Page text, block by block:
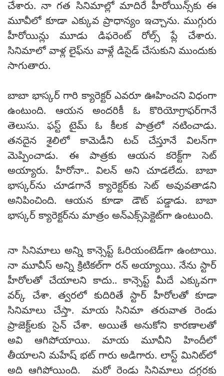
చేశారు. నా గత సినిమాల్లో మాదిరే హీరోయిన్స్‌కు ఈ
మూవీలో కూడా ఎక్కువ ప్రాధాన్యం ఇచ్చాను. ముగ్గురు
హీరోయిన్లు మూడు డిఫరెంట్ రోల్స్ ప్లే చేశారు.
సినిమాలో వాళ్ల లైఫ్‌ను వాళ్లే డిసైడ్ చేసుకుని ముందుకు
సాగుతారు.
బాబా భాస్కర్ గారి క్యారెక్టర్‌ ఎవరూ ఊహించని విధంగా
ఉంటుంది. ఆయన అందరికీ ఓ కొరియోగ్రాఫర్‌గానే
తెలుసు. ఫస్ట్ టైమ్ ఓ కీలక పాత్రలో నటించాడు.
తనదైన శైలిలో కామెడీని టచ్ చేస్తూనే విలన్‌గా
మెప్పించాడు. ఈ పాత్రకు ఆయన కరెక్ట్‌గా సెట్
అయ్యారు. హీరోనా.. విలన్ అని చూడలేదు. బాబా
భాస్కర్‌ను చూడగానే క్యారెక్టర్‌కు సెట్ అవువతాడని
అనిపించింది. ఆయన కూడా డౌట్ పడ్డాడు. బాబా
భాస్కర్ క్యారెక్టర్‌ను మాత్రం అన్‌ఎక్స్‌పెక్టెట్‌గా ఉంటుంది.
నా సినిమాలు అన్ని కాన్సెప్ట్ ఓరియంటెడ్‌గా ఉంటాయి.
నా మూవీస్ అన్ని క్రిటికల్‌గా రన్ అయ్యాయి. నేను స్టార్
హీరోలతో చేయాలని కాదు.. కాన్సెప్ట్‌ మీదే ఎక్కువగా
వర్క్ చేశా. త్వరలో కుదిరితే స్టార్ హీరోలతో కూడా
సినిమాలు చేస్తా. మాయ సినిమా తరువాత రెండు
ప్రాజెక్ట్‌లకు సైన్ చేశా. అయితే అనుకోని కారణాలతో
అవి ఆగిపోయాయి. మాయ మూవీని హిందీలో
తీయాలని మహేష్ భట్ గారు అడిగారు. లాస్ట్ మినిట్‌లో
అది ఆగిపోయింది. మరో రెండు సినిమాలు దగ్గరకు